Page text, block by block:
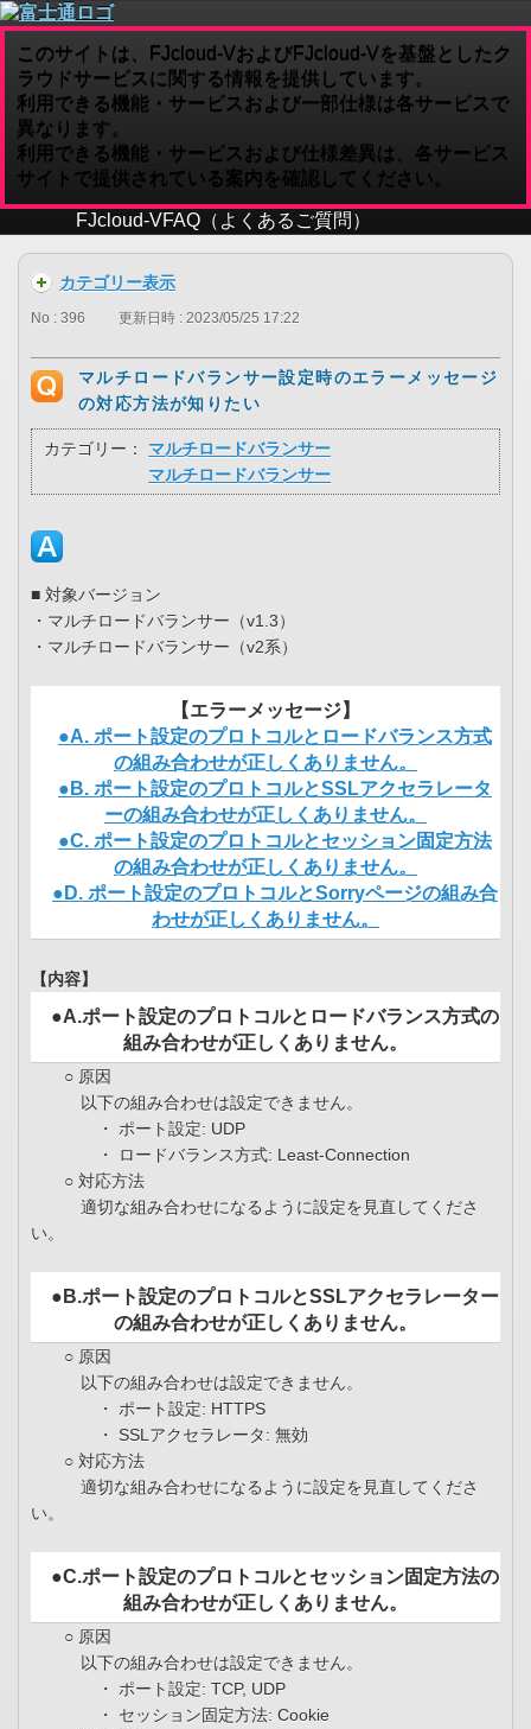
このサイトは、FJcloud-VおよびFJcloud-Vを基盤としたク
ラウドサービスに関する情報を提供しています。
利用できる機能・サービスおよび一部仕様は各サービスで
異なります。
利用できる機能・サービスおよび仕様差異は、各サービス
サイトで提供されている案内を確認してください。
FJcloud-VFAQ（よくあるご質問）
カテゴリー表示
No : 396 更新日時 : 2023/05/25 17:22
マルチロードバランサー設定時のエラーメッセージ
の対応方法が知りたい
カテゴリー：
マルチロードバランサー
マルチロードバランサー
■ 対象バージョン
・マルチロードバランサー（v1.3）
・マルチロードバランサー（v2系）
【エラーメッセージ】
●A. ポート設定のプロトコルとロードバランス方式
の組み合わせが正しくありません。
●B. ポート設定のプロトコルとSSLアクセラレータ
ーの組み合わせが正しくありません。
●C. ポート設定のプロトコルとセッション固定方法
の組み合わせが正しくありません。
●D. ポート設定のプロトコルとSorryページの組み合
わせが正しくありません。
【内容】
●A.ポート設定のプロトコルとロードバランス方式の
組み合わせが正しくありません。
○ 原因
以下の組み合わせは設定できません。
・ ポート設定: UDP
・ ロードバランス方式: Least-Connection
○ 対応方法
適切な組み合わせになるように設定を見直してくださ
い。
●B.ポート設定のプロトコルとSSLアクセラレーター
の組み合わせが正しくありません。
○ 原因
以下の組み合わせは設定できません。
・ ポート設定: HTTPS
・ SSLアクセラレータ: 無効
○ 対応方法
適切な組み合わせになるように設定を見直してくださ
い。
●C.ポート設定のプロトコルとセッション固定方法の
組み合わせが正しくありません。
○ 原因
以下の組み合わせは設定できません。
・ ポート設定: TCP, UDP
・ セッション固定方法: Cookie